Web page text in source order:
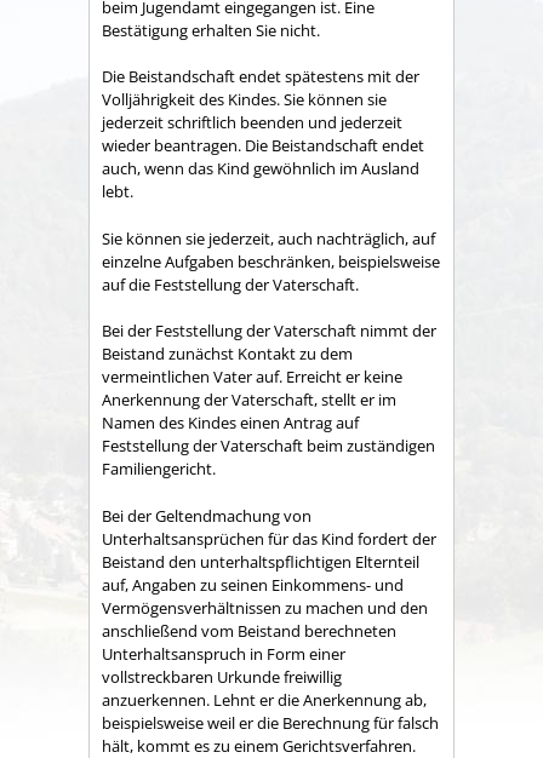
beim Jugendamt eingegangen ist. Eine
Bestätigung erhalten Sie nicht.
Die Beistandschaft endet spätestens mit der
Volljährigkeit des Kindes. Sie können sie
jederzeit schriftlich beenden und jederzeit
wieder beantragen. Die Beistandschaft endet
auch, wenn das Kind gewöhnlich im Ausland
lebt.
Sie können sie jederzeit, auch nachträglich, auf
einzelne Aufgaben beschränken, beispielsweise
auf die Feststellung der Vaterschaft.
Bei der Feststellung der Vaterschaft nimmt der
Beistand zunächst Kontakt zu dem
vermeintlichen Vater auf. Erreicht er keine
Anerkennung der Vaterschaft, stellt er im
Namen des Kindes einen Antrag auf
Feststellung der Vaterschaft beim zuständigen
Familiengericht.
Bei der Geltendmachung von
Unterhaltsansprüchen für das Kind fordert der
Beistand den unterhaltspflichtigen Elternteil
auf, Angaben zu seinen Einkommens- und
Vermögensverhältnissen zu machen und den
anschließend vom Beistand berechneten
Unterhaltsanspruch in Form einer
vollstreckbaren Urkunde freiwillig
anzuerkennen. Lehnt er die Anerkennung ab,
beispielsweise weil er die Berechnung für falsch
hält, kommt es zu einem Gerichtsverfahren.